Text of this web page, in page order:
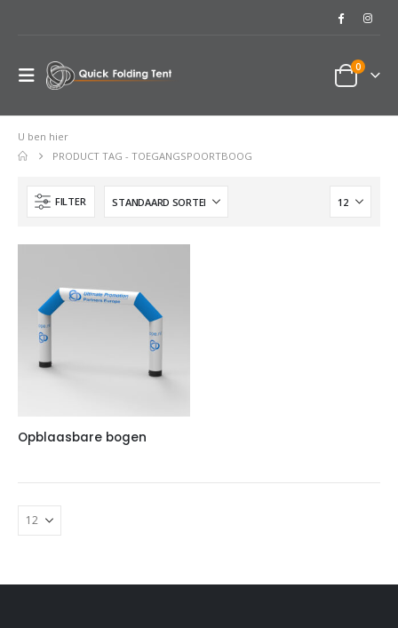
0
U ben hier
PRODUCT TAG -TOEGANGSPOORTBOOG
FILTER
Opblaasbare bogen